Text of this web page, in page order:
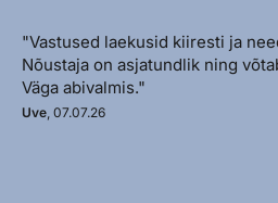
"Vastused laekusid kiiresti ja
Nõustaja on asjatundlik ning
Väga abivalmis."
Uve, 07.07.26